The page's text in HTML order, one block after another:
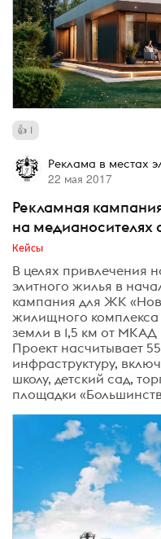
1
Реклама в местах
22 мая 2017
Рекламная
на медианосителях
Кейсы
В целях привлечения
элитного жилья в
кампания для ЖК
жилищного комплекса
земли в 1,5 км от
Проект насчитывает
инфраструктуру,
школу, детский сад,
площадки